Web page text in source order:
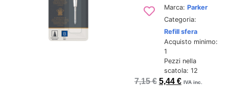
Marca: Parker
Categoria:
Refill sfera
Acquisto minimo:
1
Pezzi nella
scatola: 12
7,15€ 5,44 € IVA inc.